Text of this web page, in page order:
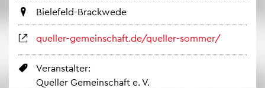
Bie­le­feld-Brack­we­de
quel­ler-ge­mein­schaft.de/quel­ler-som­mer/
Ver­an­stal­ter:
Quel­ler Ge­mein­schaft e. V.